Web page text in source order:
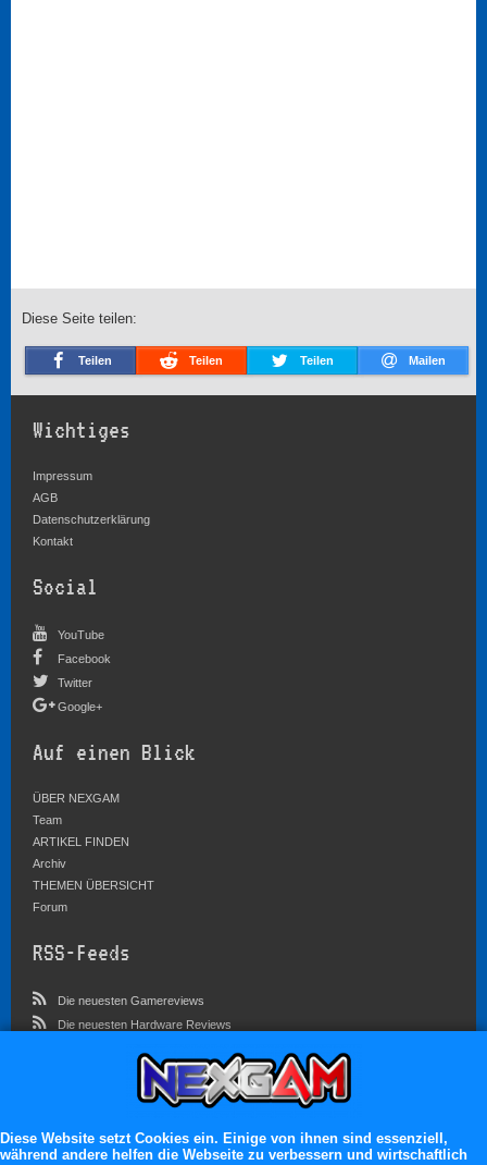
Diese Seite teilen:
Teilen Teilen Teilen Mailen
Wichtiges
Impressum
AGB
Datenschutzerklärung
Kontakt
Social
YouTube
Facebook
Twitter
Google+
Auf einen Blick
ÜBER NEXGAM
Team
ARTIKEL FINDEN
Archiv
THEMEN ÜBERSICHT
Forum
RSS-Feeds
Die neuesten Gamereviews
Die neuesten Hardware Reviews
Im Forum sind zur Zeit 3757 Benutzer online
Es erwarten dich:
Diese Website setzt Cookies ein. Einige von ihnen sind essenziell,
während andere helfen die Webseite zu verbessern und wirtschaftlich